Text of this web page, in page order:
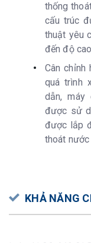
thống
cấu trúc
thuật yêu
đến độ
Cân chỉnh
quá trình
dẫn, máy
được sử
được lắp
thoát
KHẢ NĂNG